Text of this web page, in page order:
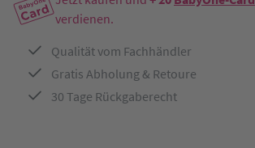
verdienen.
Qualität vom Fachhändler
Gratis Abholung & Retoure
30 Tage Rückgaberecht